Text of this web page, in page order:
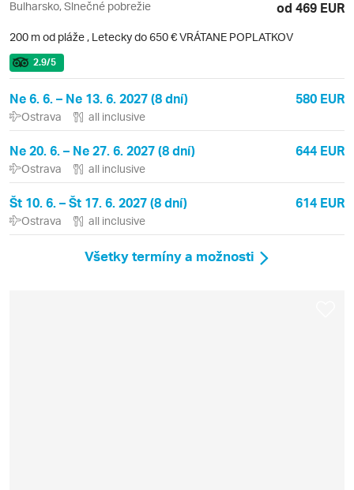
Bulharsko, Slnečné pobrežie od 469 EUR
200 m od pláže , Letecky do 650 € VRÁTANE POPLATKOV
2.9/5
Ne 6. 6. – Ne 13. 6. 2027 (8 dní) 580 EUR
Ostrava all inclusive
Ne 20. 6. – Ne 27. 6. 2027 (8 dní) 644 EUR
Ostrava all inclusive
Št 10. 6. – Št 17. 6. 2027 (8 dní) 614 EUR
Ostrava all inclusive
Všetky termíny a možnosti